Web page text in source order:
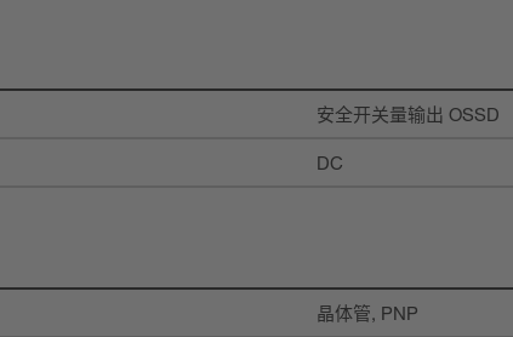
安全开关量输出 OSSD
DC
晶体管, PNP